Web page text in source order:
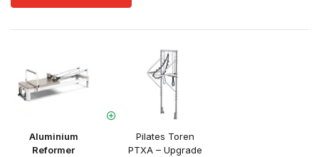
Aluminium
Reformer
Pilates Toren
PTXA – Upgrade